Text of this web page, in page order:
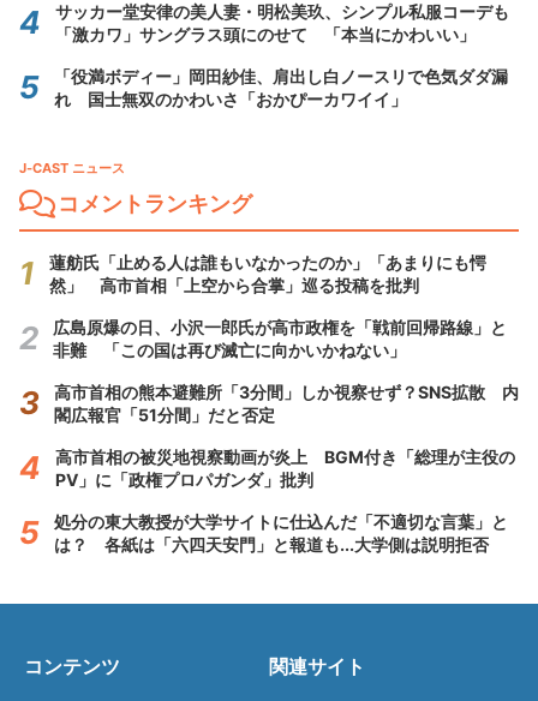
サッカー堂安律の美人妻・明松美玖、シンプル私服コーデも
「激カワ」サングラス頭にのせて 「本当にかわいい」
「役満ボディー」岡田紗佳、肩出し白ノースリで色気ダダ漏
れ 国士無双のかわいさ「おかぴーカワイイ」
J-CAST ニュース
コメントランキング
蓮舫氏「止める人は誰もいなかったのか」「あまりにも愕
然」 高市首相「上空から合掌」巡る投稿を批判
広島原爆の日、小沢一郎氏が高市政権を「戦前回帰路線」と
非難 「この国は再び滅亡に向かいかねない」
高市首相の熊本避難所「3分間」しか視察せず？SNS拡散 内
閣広報官「51分間」だと否定
高市首相の被災地視察動画が炎上 BGM付き「総理が主役の
PV」に「政権プロパガンダ」批判
処分の東大教授が大学サイトに仕込んだ「不適切な言葉」と
は？ 各紙は「六四天安門」と報道も...大学側は説明拒否
コンテンツ 関連サイト